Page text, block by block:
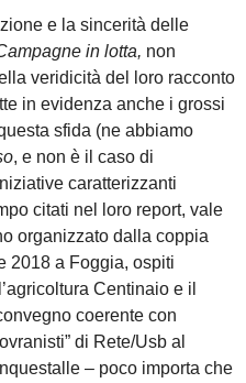
e la sincerità delle
in lotta, non
veridicità del loro racconto
in evidenza anche i grossi
sfida (ne abbiamo
, e non è il caso di
caratterizzanti
citati nel loro report, vale
organizzato dalla coppia
2018 a Foggia, ospiti
Centinaio e il
coerente con
di Rete/Usb al
– poco importa che